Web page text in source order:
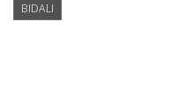
BIDALI